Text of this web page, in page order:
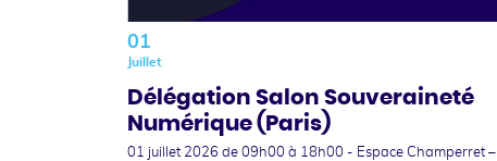
01
Juillet
Délégation Salon Souveraineté
Numérique (Paris)
01 juillet 2026 de 09h00 à 18h00 - Espace Champerret –